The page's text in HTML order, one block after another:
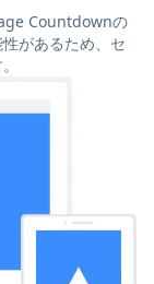
Countdownの
があるため、セ